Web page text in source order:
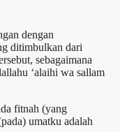
dengan
ditimbulkan dari
sebagaimana
‘alaihi wa sallam
fitnah (yang
umatku adalah